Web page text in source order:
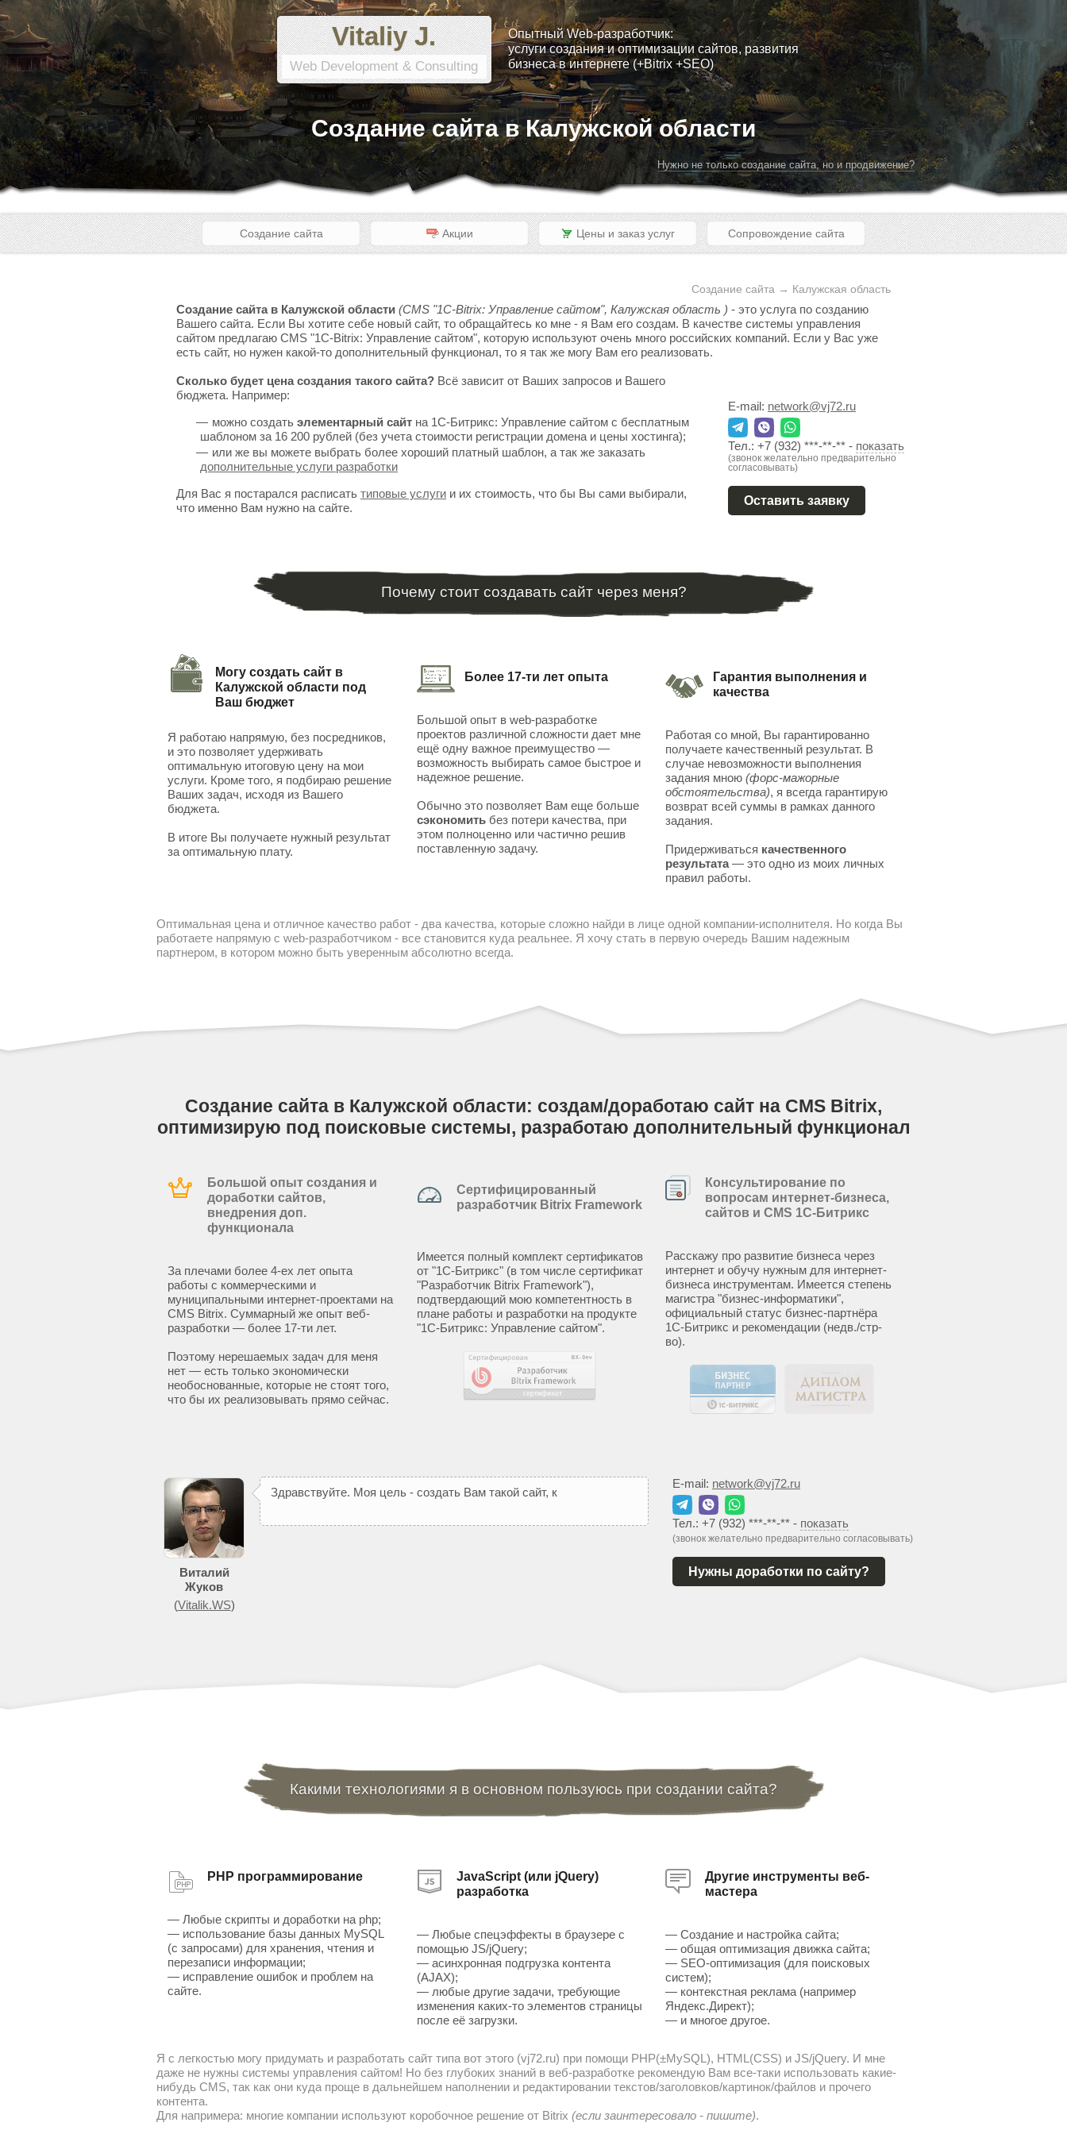
Vitaliy J.
Web Development & Consulting
Опытный Web-разработчик:
услуги создания и оптимизации сайтов, развития
бизнеса в интернете (+Bitrix +SEO)
Создание сайта в Калужской области
Нужно не только создание сайта, но и продвижение?
Создание сайта Акции Цены и заказ услуг Сопровождение сайта
Создание сайта → Калужская область
Создание сайта в Калужской области (CMS "1C-Bitrix: Управление сайтом", Калужская область ) - это услуга по созданию
Вашего сайта. Если Вы хотите себе новый сайт, то обращайтесь ко мне - я Вам его создам. В качестве системы управления
сайтом предлагаю CMS "1C-Bitrix: Управление сайтом", которую используют очень много российских компаний. Если у Вас уже
есть сайт, но нужен какой-то дополнительный функционал, то я так же могу Вам его реализовать.
Сколько будет цена создания такого сайта? Всё зависит от Ваших запросов и Вашего
бюджета. Например:
можно создать элементарный сайт на 1С-Битрикс: Управление сайтом с бесплатным
шаблоном за 16 200 рублей (без учета стоимости регистрации домена и цены хостинга);
или же вы можете выбрать более хороший платный шаблон, а так же заказать
дополнительные услуги разработки
Для Вас я постарался расписать типовые услуги и их стоимость, что бы Вы сами выбирали,
что именно Вам нужно на сайте.
E-mail: network@vj72.ru
Тел.: +7 (932) ***-**-** - показать
(звонок желательно предварительно
согласовывать)
Оставить заявку
Почему стоит создавать сайт через меня?
Могу создать сайт в
Калужской области под
Ваш бюджет
Я работаю напрямую, без посредников,
и это позволяет удерживать
оптимальную итоговую цену на мои
услуги. Кроме того, я подбираю решение
Ваших задач, исходя из Вашего
бюджета.
В итоге Вы получаете нужный результат
за оптимальную плату.
Более 17-ти лет опыта
Большой опыт в web-разработке
проектов различной сложности дает мне
ещё одну важное преимущество —
возможность выбирать самое быстрое и
надежное решение.
Обычно это позволяет Вам еще больше
сэкономитьбез потери качества, при
этом полноценно или частично решив
поставленную задачу.
Гарантия выполнения и
качества
Работая со мной, Вы гарантированно
получаете качественный результат. В
случае невозможности выполнения
задания мною(форс-мажорные
обстоятельства), я всегда гарантирую
возврат всей суммы в рамках данного
задания.
Придерживаться качественного
результата— это одно из моих личных
правил работы.
Оптимальная цена и отличное качество работ - два качества, которые сложно найди в лице одной компании-исполнителя. Но когда Вы
работаете напрямую с web-разработчиком - все становится куда реальнее. Я хочу стать в первую очередь Вашим надежным
партнером, в котором можно быть уверенным абсолютно всегда.
Создание сайта в Калужской области: создам/доработаю сайт на CMS Bitrix,
оптимизирую под поисковые системы, разработаю дополнительный функционал
Большой опыт создания и
доработки сайтов,
внедрения доп.
функционала
За плечами более 4-ех лет опыта
работы с коммерческими и
муниципальными интернет-проектами на
CMS Bitrix. Суммарный же опыт веб-
разработки — более 17-ти лет.
Поэтому нерешаемых задач для меня
нет — есть только экономически
необоснованные, которые не стоят того,
что бы их реализовывать прямо сейчас.
Сертифицированный
разработчик Bitrix Framework
Имеется полный комплект сертификатов
от "1С-Битрикс" (в том числе сертификат
"Разработчик Bitrix Framework"),
подтвердающий мою компетентность в
плане работы и разработки на продукте
"1С-Битрикс: Управление сайтом".
Консультирование по
вопросам интернет-бизнеса,
сайтов и CMS 1С-Битрикс
Расскажу про развитие бизнеса через
интернет и обучу нужным для интернет-
бизнеса инструментам. Имеется степень
магистра "бизнес-информатики",
официальный статус бизнес-партнёра
1С-Битрикс и рекомендации (недв./стр-
во).
Виталий
Жуков
(Vitalik.WS)
Здравствуйте. Моя цель - создать Вам такой сайт, к
E-mail: network@vj72.ru
Тел.: +7 (932) ***-**-** - показать
(звонок желательно предварительно согласовывать)
Нужны доработки по сайту?
Какими технологиями я в основном пользуюсь при создании сайта?
PHP программирование
— Любые скрипты и доработки на php;
— использование базы данных MySQL
(с запросами) для хранения, чтения и
перезаписи информации;
— исправление ошибок и проблем на
сайте.
JavaScript (или jQuery)
разработка
— Любые спецэффекты в браузере с
помощью JS/jQuery;
— асинхронная подгрузка контента
(AJAX);
— любые другие задачи, требующие
изменения каких-то элементов страницы
после её загрузки.
Другие инструменты веб-
мастера
— Создание и настройка сайта;
— общая оптимизация движка сайта;
— SEO-оптимизация (для поисковых
систем);
— контекстная реклама (например
Яндекс.Директ);
— и многое другое.
Я с легкостью могу придумать и разработать сайт типа вот этого (vj72.ru) при помощи PHP(±MySQL), HTML(CSS) и JS/jQuery. И мне
даже не нужны системы управления сайтом! Но без глубоких знаний в веб-разработке рекомендую Вам все-таки использовать какие-
нибудь CMS, так как они куда проще в дальнейшем наполнении и редактировании текстов/заголовков/картинок/файлов и прочего
контента.
Для напримера: многие компании используют коробочное решение от Bitrix (если заинтересовало - пишите).